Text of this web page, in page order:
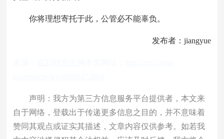
你将理想寄托于此，公管必不能辜负。
发布者：jiangyue
声明：我方为第三方信息服务平台提供者，本文来
自于网络，登载出于传递更多信息之目的，并不意味着
赞同其观点或证实其描述，文章内容仅供参考。如若我